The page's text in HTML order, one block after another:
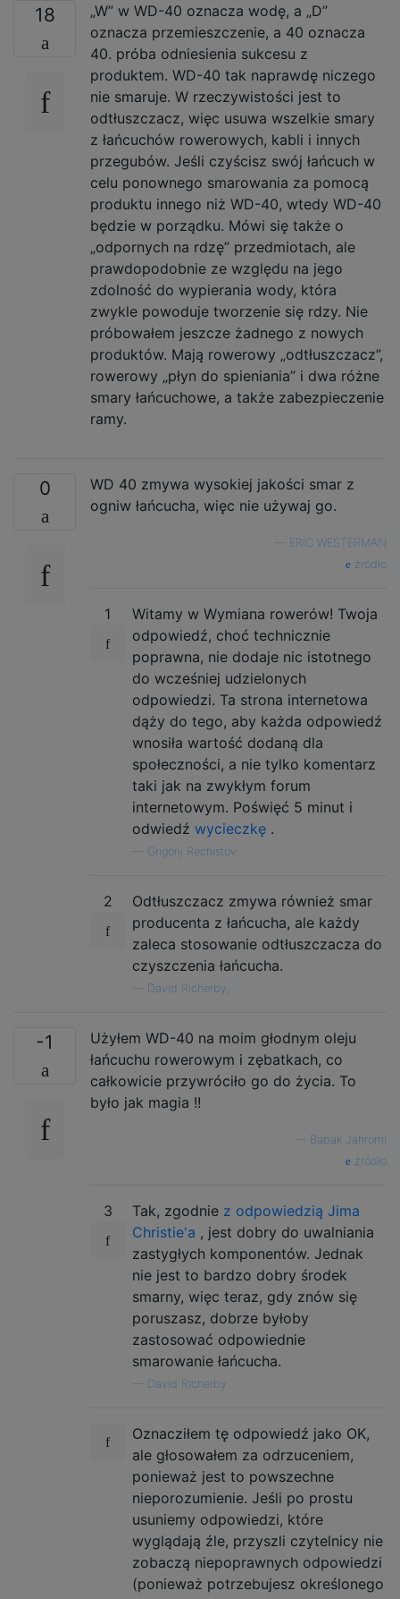
18
„W” w WD-40 oznacza wodę, a „D”
oznacza przemieszczenie, a 40 oznacza
40. próba odniesienia sukcesu z
produktem. WD-40 tak naprawdę niczego
nie smaruje. W rzeczywistości jest to
odtłuszczacz, więc usuwa wszelkie smary
z łańcuchów rowerowych, kabli i innych
przegubów. Jeśli czyścisz swój łańcuch w
celu ponownego smarowania za pomocą
produktu innego niż WD-40, wtedy WD-40
będzie w porządku. Mówi się także o
„odpornych na rdzę” przedmiotach, ale
prawdopodobnie ze względu na jego
zdolność do wypierania wody, która
zwykle powoduje tworzenie się rdzy. Nie
próbowałem jeszcze żadnego z nowych
produktów. Mają rowerowy „odtłuszczacz”,
rowerowy „płyn do spieniania” i dwa różne
smary łańcuchowe, a także zabezpieczenie
ramy.
0
WD 40 zmywa wysokiej jakości smar z
ogniw łańcucha, więc nie używaj go.
ERIC WESTERMAN
źródło
1
Witamy w Wymiana rowerów! Twoja
odpowiedź, choć technicznie
poprawna, nie dodaje nic istotnego
do wcześniej udzielonych
odpowiedzi. Ta strona internetowa
dąży do tego, aby każda odpowiedź
wnosiła wartość dodaną dla
społeczności, a nie tylko komentarz
taki jak na zwykłym forum
internetowym. Poświęć 5 minut i
odwiedź wycieczkę .
Grigorij Rechistov
2
Odtłuszczacz zmywa również smar
producenta z łańcucha, ale każdy
zaleca stosowanie odtłuszczacza do
czyszczenia łańcucha.
David Richerby,
-1
Użyłem WD-40 na moim głodnym oleju
łańcuchu rowerowym i zębatkach, co
całkowicie przywróciło go do życia. To
było jak magia !!
Babak Jahromi
źródło
3 Tak, zgodnie z odpowiedzią Jima
Christie'a , jest dobry do uwalniania
zastygłych komponentów. Jednak
nie jest to bardzo dobry środek
smarny, więc teraz, gdy znów się
poruszasz, dobrze byłoby
zastosować odpowiednie
smarowanie łańcucha.
David Richerby
Oznacziłem tę odpowiedź jako OK,
ale głosowałem za odrzuceniem,
ponieważ jest to powszechne
nieporozumienie. Jeśli po prostu
usuniemy odpowiedzi, które
wyglądają źle, przyszli czytelnicy nie
zobaczą niepoprawnych odpowiedzi
(ponieważ potrzebujesz określonego